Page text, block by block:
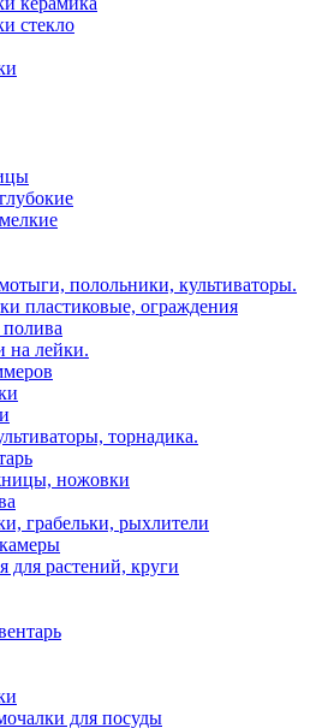
стекло
полольники, культиваторы.
пластиковые, ограждения
на лейки.
торнадика.
ножовки
грабельки, рыхлители
для растений, круги
для посуды